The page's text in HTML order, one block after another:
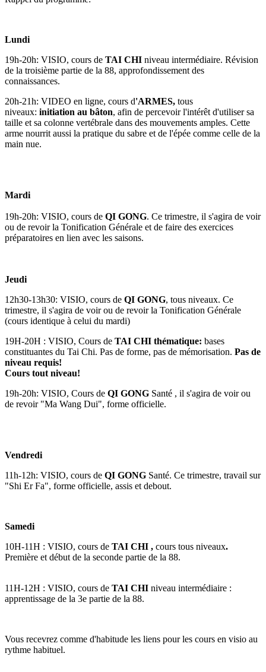
Lundi
19h-20h: VISIO, cours de TAI CHI niveau intermédiaire. Révision
de la troisième partie de la 88, approfondissement des
connaissances.
20h-21h: VIDEO en ligne, cours d'ARMES, tous
niveaux: initiation au bâton, afin de percevoir l'intérêt d'utiliser sa
taille et sa colonne vertébrale dans des mouvements amples. Cette
arme nourrit aussi la pratique du sabre et de l'épée comme celle de la
main nue.
Mardi
19h-20h: VISIO, cours de QI GONG. Ce trimestre, il s'agira de voir
ou de revoir la Tonification Générale et de faire des exercices
préparatoires en lien avec les saisons.
Jeudi
12h30-13h30: VISIO, cours de QI GONG, tous niveaux. Ce
trimestre, il s'agira de voir ou de revoir la Tonification Générale
(cours identique à celui du mardi)
19H-20H : VISIO, Cours de TAI CHI thématique: bases
constituantes du Tai Chi. Pas de forme, pas de mémorisation. Pas de
niveau requis!
Cours tout niveau!
19h-20h: VISIO, Cours de QI GONG Santé , il s'agira de voir ou
de revoir "Ma Wang Dui", forme officielle.
Vendredi
11h-12h: VISIO, cours de QI GONG Santé. Ce trimestre, travail sur
"Shi Er Fa", forme officielle, assis et debout.
Samedi
10H-11H : VISIO, cours de TAI CHI , cours tous niveaux.
Première et début de la seconde partie de la 88.
11H-12H : VISIO, cours de TAI CHI niveau intermédiaire :
apprentissage de la 3e partie de la 88.
Vous recevrez comme d'habitude les liens pour les cours en visio au
rythme habituel.